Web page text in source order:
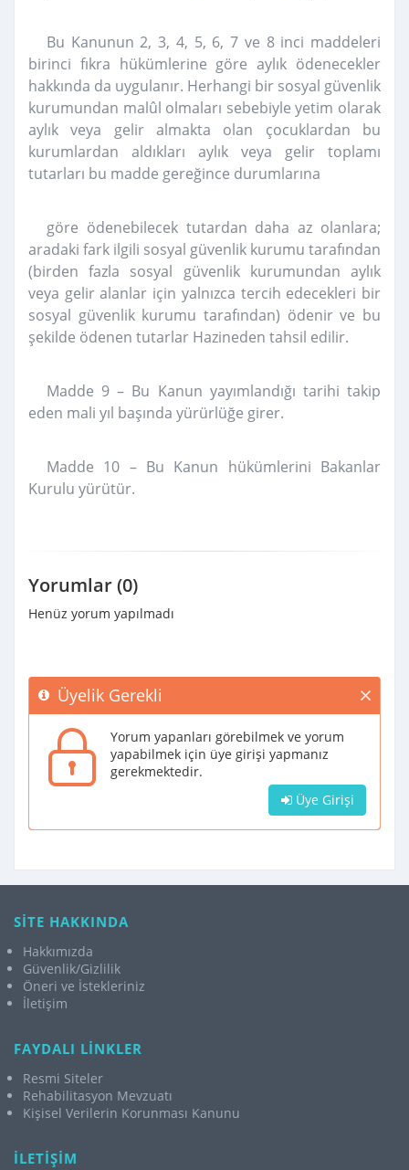
Bu Kanunun 2, 3, 4, 5, 6, 7 ve 8 inci maddeleri
birinci fıkra hükümlerine göre aylık ödenecekler
hakkında da uygulanır. Herhangi bir sosyal güvenlik
kurumundan malûl olmaları sebebiyle yetim olarak
aylık veya gelir almakta olan çocuklardan bu
kurumlardan aldıkları aylık veya gelir toplamı
tutarları bu madde gereğince durumlarına
göre ödenebilecek tutardan daha az olanlara;
aradaki fark ilgili sosyal güvenlik kurumu tarafından
(birden fazla sosyal güvenlik kurumundan aylık
veya gelir alanlar için yalnızca tercih edecekleri bir
sosyal güvenlik kurumu tarafından) ödenir ve bu
şekilde ödenen tutarlar Hazineden tahsil edilir.
Madde 9 – Bu Kanun yayımlandığı tarihi takip
eden mali yıl başında yürürlüğe girer.
Madde 10 – Bu Kanun hükümlerini Bakanlar
Kurulu yürütür.
Yorumlar (0)
Henüz yorum yapılmadı
Üyelik Gerekli
Yorum yapanları görebilmek ve yorum
yapabilmek için üye girişi yapmanız
gerekmektedir.
Üye Girişi
SİTE HAKKINDA
Hakkımızda
Güvenlik/Gizlilik
Öneri ve İstekleriniz
İletişim
FAYDALI LİNKLER
Resmi Siteler
Rehabilitasyon Mevzuatı
Kişisel Verilerin Korunması Kanunu
İLETİŞİM